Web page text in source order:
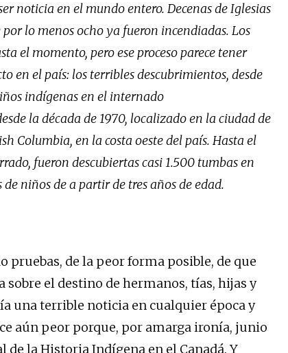
noticia en el mundo entero. Decenas de Iglesias
lo menos ocho ya fueron incendiadas. Los
el momento, pero ese proceso parece tener
en el país: los terribles descubrimientos, desde
indígenas en el internado
la década de 1970, localizado en la ciudad de
Columbia, en la costa oeste del país. Hasta el
fueron descubiertas casi 1.500 tumbas en
niños de a partir de tres años de edad.
pruebas, de la peor forma posible, de que
sobre el destino de hermanos, tías, hijas y
una terrible noticia en cualquier época y
aún peor porque, por amarga ironía, junio
de la Historia Indígena en el Canadá. Y